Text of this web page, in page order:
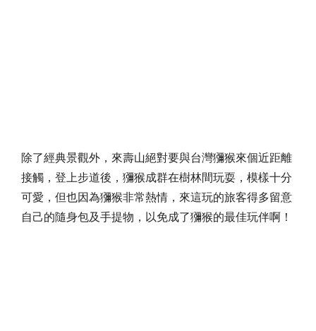
除了經典景觀外，來壽山絕對要與台灣獼猴來個近距離
接觸，登上步道後，獼猴成群在樹林間玩耍，模樣十分
可愛，但也因為獼猴非常熱情，來這玩的旅客得多留意
自己的隨身包及手提物，以免成了獼猴的最佳玩伴啊！